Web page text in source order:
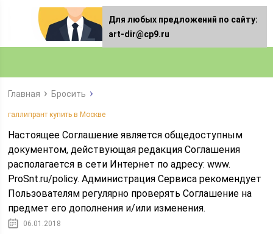
Главная Бросить
галлипрант купить в Москве
Настоящее Соглашение является общедоступным
документом, действующая редакция Соглашения
располагается в сети Интернет по адресу: www.
ProSnt.ru/policy. Администрация Сервиса рекомендует
Пользователям регулярно проверять Соглашение на
предмет его дополнения и/или изменения.
06.01.2018
Для любых предложений по сайту:
art-dir@cp9.ru